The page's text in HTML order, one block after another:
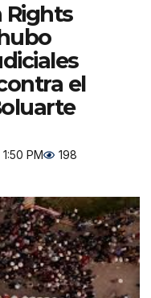
el
1:50 PM 198